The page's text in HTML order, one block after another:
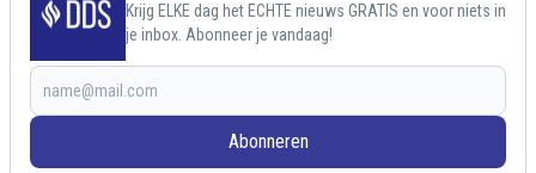
Krijg ELKE dag het ECHTE nieuws GRATIS en voor niets in
je inbox. Abonneer je vandaag!
Abonneren